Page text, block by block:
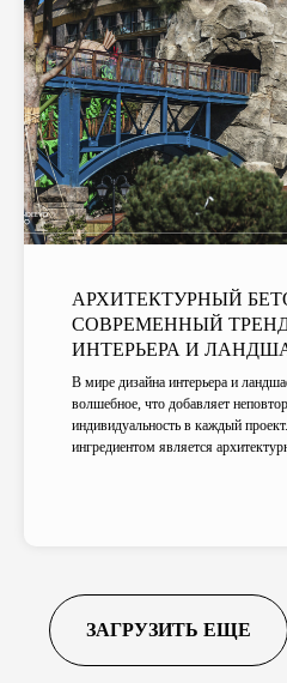
АРХИТЕКТУРНЫЙ
СОВРЕМЕННЫЙ
ИНТЕРЬЕРА И
В мире дизайна интерьера и
волшебное, что добавляет
индивидуальность в каждый
ингредиентом является
ЗАГРУЗИТЬ ЕЩЕ